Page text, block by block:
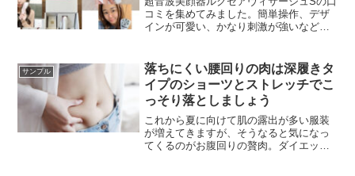
コミを集めてみました。簡単操作、デザ
インが可愛い、かなり刺激が強いなどの
サンプル
落ちにくい腰回りの肉は深履きタ
イプのショーツとストレッチでこ
っそり落としましょう
これから夏に向けて肌の露出が多い服装
が増えてきますが、そうなると気になっ
てくるのがお腹回りの贅肉。ダイエット